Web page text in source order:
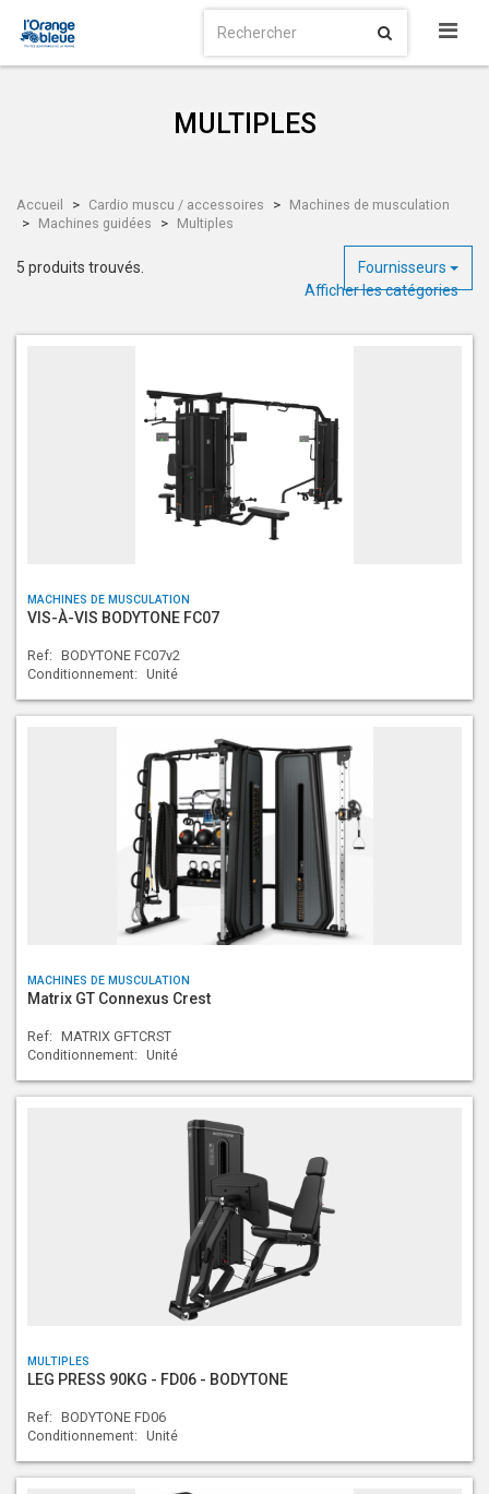
MULTIPLES
Accueil Cardio muscu / accessoires
Machines de musculation
Machines guidées
Multiples
Fournisseurs
5 produits trouvés.
Afficher les catégories
MACHINES DE MUSCULATION
VIS-À-VIS BODYTONE FC07
Ref: BODYTONE FC07v2
Conditionnement: Unité
MACHINES DE MUSCULATION
Matrix GT Connexus Crest
Ref: MATRIX GFTCRST
Conditionnement: Unité
MULTIPLES
LEG PRESS 90KG - FD06 - BODYTONE
Ref: BODYTONE FD06
Conditionnement: Unité